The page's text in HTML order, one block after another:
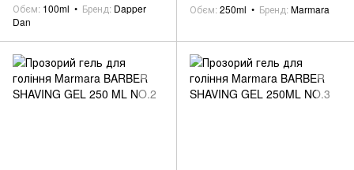
Обєм 100ml Бренд Dapper
Dan
Обєм 250ml Бренд Marmara